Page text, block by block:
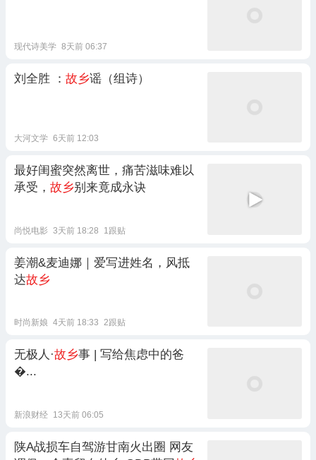
现代诗美学 8天前 06:37
刘全胜 ： 故乡谣（组诗）
大河文学 6天前 12:03
最好闺蜜突然离世，痛苦滋味难以
承受， 故乡别来竟成永诀
尚悦电影 3天前 18:28 1跟贴
姜潮&麦迪娜｜爱写进姓名，风抵
达故乡
时尚新娘 4天前 18:33 2跟贴
无极人·故乡事 | 写给焦虑中的爸
�...
新浪财经 13天前 06:05
陕A战损车自驾游甘南火出圈 网友